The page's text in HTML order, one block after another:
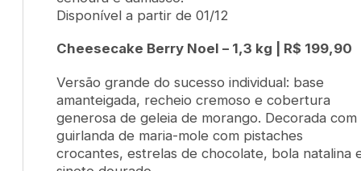
Disponível a partir de 01/12
Cheesecake Berry Noel – 1,3 kg | R$ 199,90
Versão grande do sucesso individual: base
amanteigada, recheio cremoso e cobertura
generosa de geleia de morango. Decorada com
guirlanda de maria-mole com pistaches
crocantes, estrelas de chocolate, bola natalina